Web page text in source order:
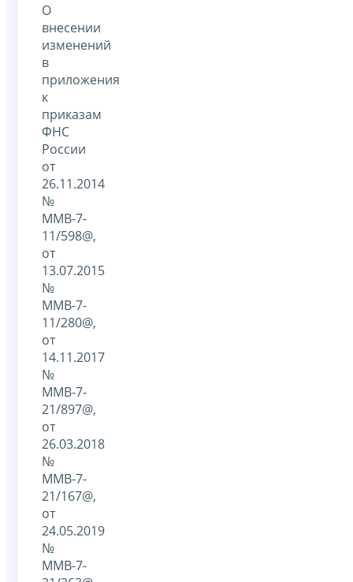
О
внесении
изменений
в
приложения
к
приказам
ФНС
России
от
26.11.2014
№
ММВ-7-
11/598@,
от
13.07.2015
№
ММВ-7-
11/280@,
от
14.11.2017
№
ММВ-7-
21/897@,
от
26.03.2018
№
ММВ-7-
21/167@,
от
24.05.2019
№
ММВ-7-